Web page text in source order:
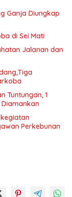
Ganja Diungkap
di Sei Mati
Jalanan dan
Tuntungan, 1
Perkebunan